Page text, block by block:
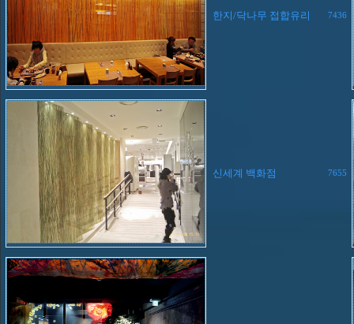
한지/닥나무 접합유리 7436
신세계 백화점 7655